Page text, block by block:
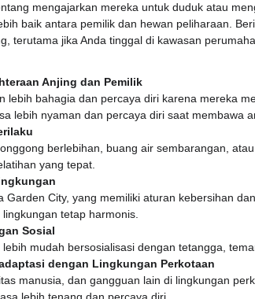
mengajarkan mereka untuk duduk atau
baik antara pemilik dan hewan peliharaan.
terutama jika Anda tinggal di kawasan
Anjing dan Pemilik
lebih bahagia dan percaya diri karena mereka
lebih nyaman dan percaya diri saat membawa
berlebihan, buang air sembarangan,
yang tepat.
Garden City, yang memiliki aturan kebersihan
tetap harmonis.
Sosial
mudah bersosialisasi dengan tetangga,
dengan Lingkungan Perkotaan
manusia, dan gangguan lain di lingkungan